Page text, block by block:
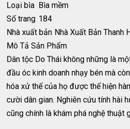
Loại bìa Bìa mềm
Số trang 184
Nhà xuất bản Nhà Xuất Bản Thanh
Mô Tả Sản Phẩm
Dân tộc Do Thái không những là
đầu óc kinh doanh nhạy bén mà
hóa xử thế của họ được thể hiện
cười dân gian. Nghiên cứu tính hài
cũng chính là khám phá nghệ thuật